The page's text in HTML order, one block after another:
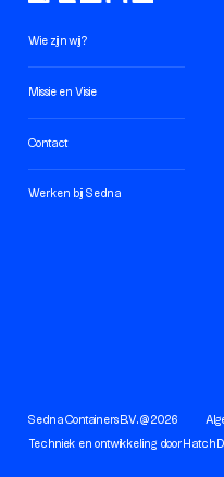
Wie zijn wij?
Missie en Visie
Contact
Werken bij Sedna
Sedna Containers B.V. @ 2026
Techniek en ontwikkeling door Hatch